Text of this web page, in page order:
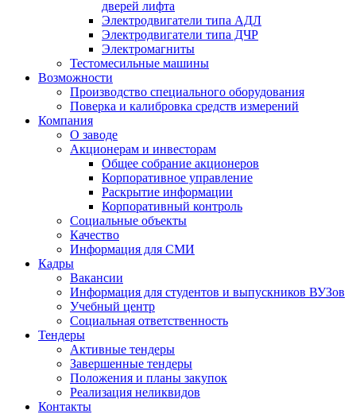
дверей лифта
Электродвигатели типа АДЛ
Электродвигатели типа ДЧР
Электромагниты
Тестомесильные машины
Возможности
Производство специального оборудования
Поверка и калибровка средств измерений
Компания
О заводе
Акционерам и инвесторам
Общее собрание акционеров
Корпоративное управление
Раскрытие информации
Корпоративный контроль
Социальные объекты
Качество
Информация для СМИ
Кадры
Вакансии
Информация для студентов и выпускников ВУЗов
Учебный центр
Социальная ответственность
Тендеры
Активные тендеры
Завершенные тендеры
Положения и планы закупок
Реализация неликвидов
Контакты